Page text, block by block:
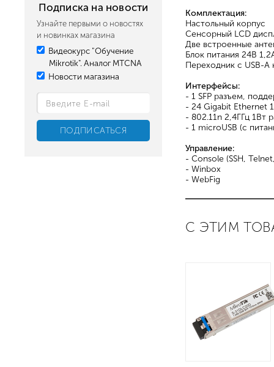
Подписка на новости
Узнайте первыми о новостях
и новинках магазина
Видеокурс "Обучение
Mikrotik". Аналог MTCNA
Новости магазина
Комплектация:
Настольный корпус
Сенсорный LCD
Две встроенные
Блок питания 24В
Переходник с USB-A
Интерфейсы:
- 1 SFP разъем,
- 24 Gigabit Ethernet
- 802.11n 2,4ГГц 1Вт
- 1 microUSB (с
Управление:
- Console (SSH,
- Winbox
- WebFig
С ЭТИМ